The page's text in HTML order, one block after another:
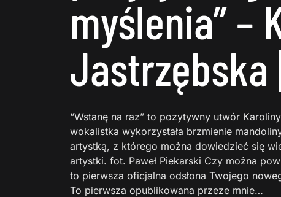
myślenia” –
Jastrzębska
“Wstanę na raz” to pozytywny utwór
wokalistka wykorzystała brzmienie
artystką, z którego można dowiedzieć się
artystki. fot. Paweł Piekarski Czy można
to pierwsza oficjalna odsłona Twojego
To pierwsza opublikowana przeze mnie…